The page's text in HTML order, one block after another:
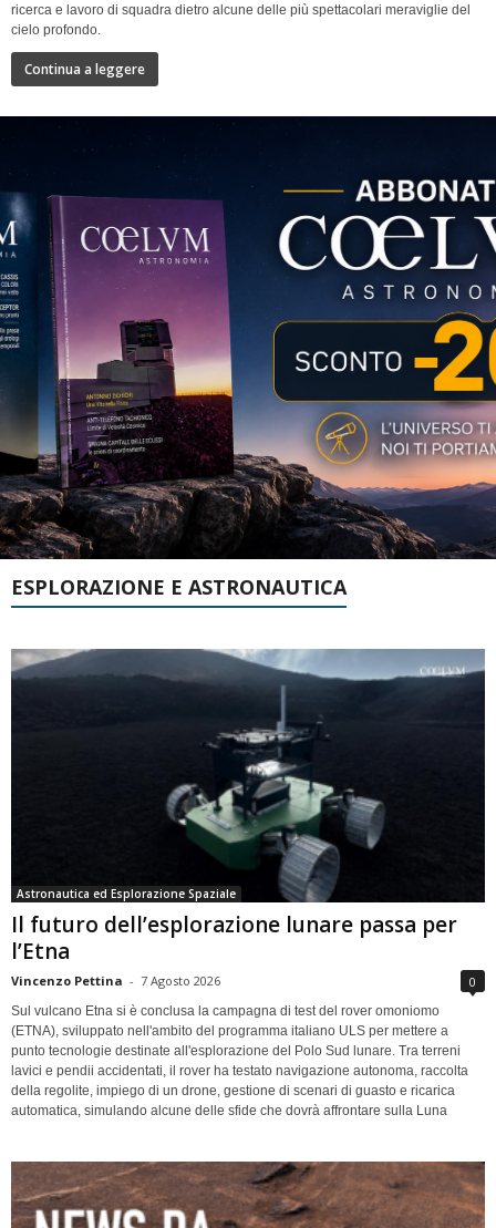
ricerca e lavoro di squadra dietro alcune delle più spettacolari meraviglie del
cielo profondo.
Continua a leggere
ESPLORAZIONE E ASTRONAUTICA
Astronautica ed Esplorazione Spaziale
Il futuro dell’esplorazione lunare passa per
l’Etna
Vincenzo Pettina - 7 Agosto 2026 0
Sul vulcano Etna si è conclusa la campagna di test del rover omoniomo
(ETNA), sviluppato nell'ambito del programma italiano ULS per mettere a
punto tecnologie destinate all'esplorazione del Polo Sud lunare. Tra terreni
lavici e pendii accidentati, il rover ha testato navigazione autonoma, raccolta
della regolite, impiego di un drone, gestione di scenari di guasto e ricarica
automatica, simulando alcune delle sfide che dovrà affrontare sulla Luna